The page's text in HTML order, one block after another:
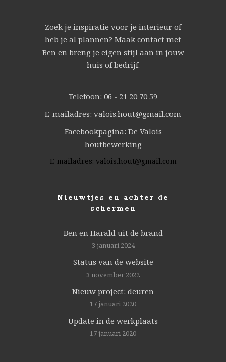
Zoek je inspiratie voor je interieur of
heb je al plannen? Maak contact met
Ben en breng je eigen stijl aan in jouw
huis of bedrijf.
Telefoon: 06 - 21 20 70 59
E-mailadres: valois.hout@gmail.com
Facebookpagina: De Valois
houtbewerking
E-mailadres: valois.hout@gmail.com
Nieuwtjes en achter de
schermen
Ben en Harald uit de brand
3 januari 2024
Status van de website
3 november 2022
Nieuw project: deuren
17 januari 2020
Update in de werkplaats
17 januari 2020